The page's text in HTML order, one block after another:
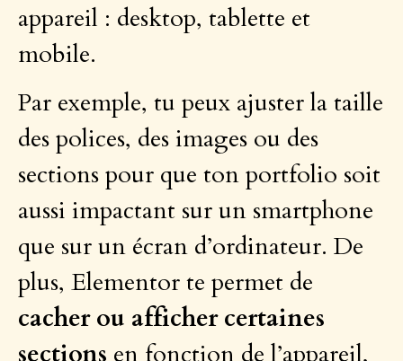
appareil : desktop, tablette et
mobile.
Par exemple, tu peux ajuster la taille
des polices, des images ou des
sections pour que ton portfolio soit
aussi impactant sur un smartphone
que sur un écran d’ordinateur. De
plus, Elementor te permet de
cacher ou afficher certaines
sections en fonction de l’appareil,